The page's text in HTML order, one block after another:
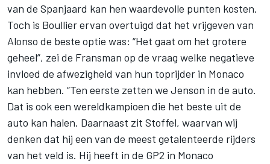
van de Spanjaard kan hen waardevolle punten kosten.
Toch is Boullier ervan overtuigd dat het vrijgeven van
Alonso de beste optie was: “Het gaat om het grotere
geheel”, zei de Fransman op de vraag welke negatieve
invloed de afwezigheid van hun toprijder in Monaco
kan hebben. “Ten eerste zetten we Jenson in de auto.
Dat is ook een wereldkampioen die het beste uit de
auto kan halen. Daarnaast zit Stoffel, waarvan wij
denken dat hij een van de meest getalenteerde rijders
van het veld is. Hij heeft in de GP2 in Monaco